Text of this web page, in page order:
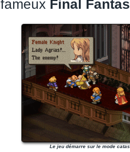
fameux Final
Le jeu démarre sur le mode